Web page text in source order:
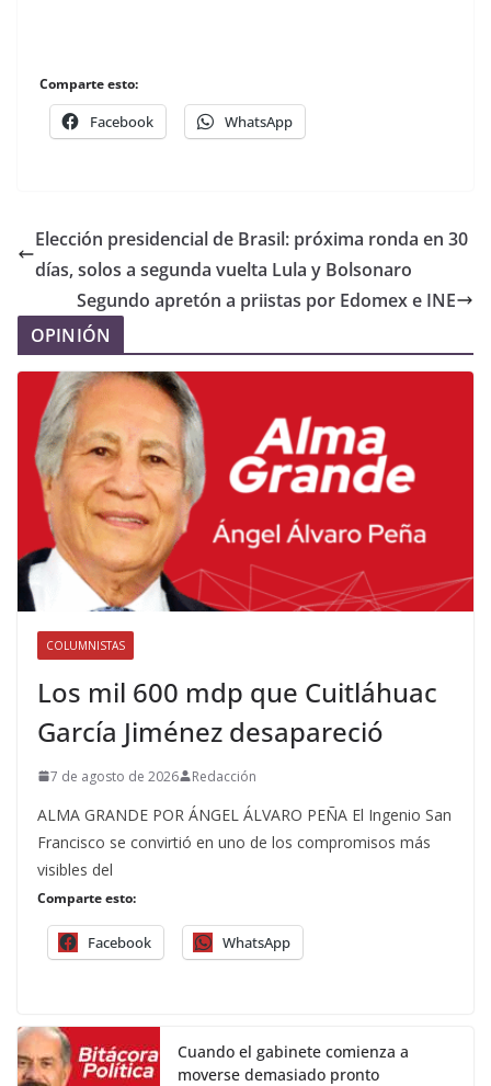
Comparte esto:
Facebook WhatsApp
Elección presidencial de Brasil: próxima ronda en 30
días, solos a segunda vuelta Lula y Bolsonaro
Segundo apretón a priistas por Edomex e INE
OPINIÓN
COLUMNISTAS
Los mil 600 mdp que Cuitláhuac
García Jiménez desapareció
7 de agosto de 2026 Redacción
ALMA GRANDE POR ÁNGEL ÁLVARO PEÑA El Ingenio San
Francisco se convirtió en uno de los compromisos más
visibles del
Comparte esto:
Facebook WhatsApp
Cuando el gabinete comienza a
moverse demasiado pronto